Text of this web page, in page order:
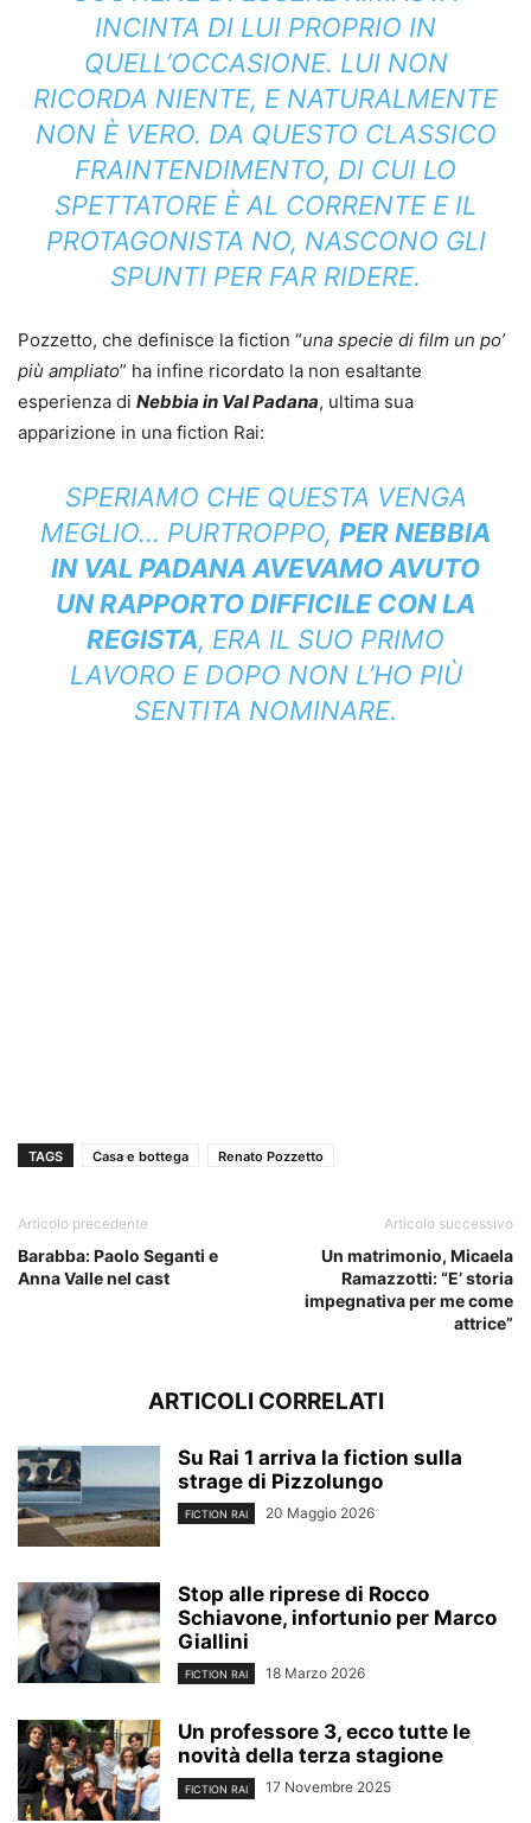
INCINTA DI LUI PROPRIO IN
QUELL’OCCASIONE. LUI NON
RICORDA NIENTE, E NATURALMENTE
NON È VERO. DA QUESTO CLASSICO
FRAINTENDIMENTO, DI CUI LO
SPETTATORE È AL CORRENTE E IL
PROTAGONISTA NO, NASCONO GLI
SPUNTI PER FAR RIDERE.
Pozzetto, che definisce la fiction “una specie di film un po’
più ampliato” ha infine ricordato la non esaltante
esperienza di Nebbia in Val Padana, ultima sua
apparizione in una fiction Rai:
SPERIAMO CHE QUESTA VENGA
MEGLIO… PURTROPPO, PER NEBBIA
IN VAL PADANA AVEVAMO AVUTO
UN RAPPORTO DIFFICILE CON LA
REGISTA, ERA IL SUO PRIMO
LAVORO E DOPO NON L’HO PIÙ
SENTITA NOMINARE.
TAGS Casa e bottega Renato Pozzetto
Articolo precedente
Barabba: Paolo Seganti e
Anna Valle nel cast
Articolo successivo
Un matrimonio, Micaela
Ramazzotti: “E’ storia
impegnativa per me come
attrice”
ARTICOLI CORRELATI
Su Rai 1 arriva la fiction sulla
strage di Pizzolungo
FICTION RAI 20 Maggio 2026
Stop alle riprese di Rocco
Schiavone, infortunio per Marco
Giallini
FICTION RAI 18 Marzo 2026
Un professore 3, ecco tutte le
novità della terza stagione
FICTION RAI 17 Novembre 2025